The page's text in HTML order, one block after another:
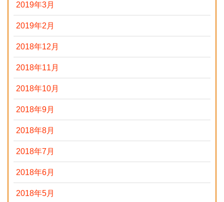
2019年3月
2019年2月
2018年12月
2018年11月
2018年10月
2018年9月
2018年8月
2018年7月
2018年6月
2018年5月